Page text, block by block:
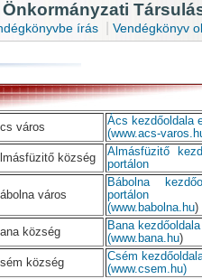
írás Vendégkönyv
város
Ács kezdőoldala
(www.acs-
község
Almásfüzitő
portálon
város
Bábolna
portálon
(www.babolna.hu)
község
Bana
(www.bana.hu)
község
Csém
(www.csem.hu)